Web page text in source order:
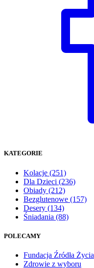
KATEGORIE
Kolacje (251)
Dla Dzieci (236)
Obiady (212)
Bezglutenowe (157)
Desery (134)
Śniadania (88)
POLECAMY
Fundacja Źródła Życia
Zdrowie z wyboru